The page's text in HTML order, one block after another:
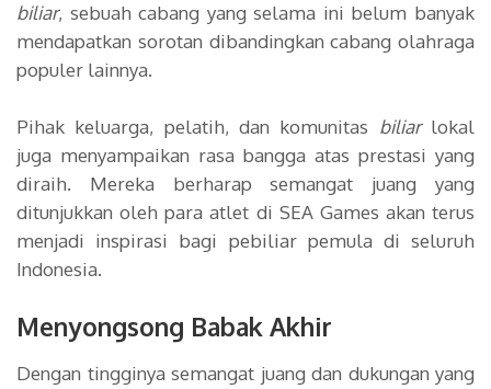
biliar, sebuah cabang yang selama ini belum banyak
mendapatkan sorotan dibandingkan cabang olahraga
populer lainnya.
Pihak keluarga, pelatih, dan komunitas biliarlokal
juga menyampaikan rasa bangga atas prestasi yang
diraih. Mereka berharap semangat juang yang
ditunjukkan oleh para atlet di SEA Games akan terus
menjadi inspirasi bagi pebiliar pemula di seluruh
Indonesia.
Menyongsong Babak Akhir
Dengan tingginya semangat juang dan dukungan yang